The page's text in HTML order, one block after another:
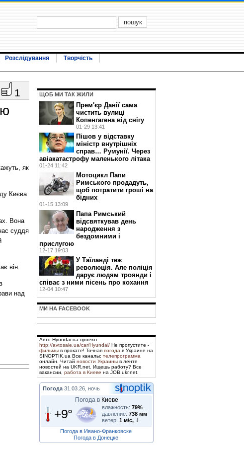
Розслідування
Творчість
1
як
Києва
Вона
суддя
він.
над
ЩОБ МИ ТАК ЖИЛИ
Прем'єр Данії сама
чистить вулиці
Копенгагена від снігу
01-29 13:41
Пішов у відставку
міністр внутрішніх
справ… Румунії. Через
авіакатастрофу маленького літака
01-24 11:42
Мотоцикл Папи
Римського продадуть,
щоб потратити гроші на
бідних
01-15 13:09
Папа Римський
відсвяткував день
народження з
бездомними і
прислугою
12-17 19:03
У Таїланді теж
революція. Але поліція
дарує людям троянди і
співає з ними пісень про кохання
12-04 10:47
МИ НА FACEBOOK
Авто Hyundai на проекті
http://avtosale.ua/car/Hyundai/ Не пропустите -
фильмы в прокате! Точная погода в Украине на
SINOPTIK.ua Все каналы: телепрограмма
онлайн. Читай новости Украины в ленте
новостей на UKR.net. Ищешь работу? Все
вакансии, работа в Киеве на JOB.ukr.net.
Погода 31.03.26, ночь
Погода в Киеве
+9° влажность: 79%
давление: 738 мм
ветер: 1 м/с,
Погода в Ивано-Франковске
Погода в Донецке